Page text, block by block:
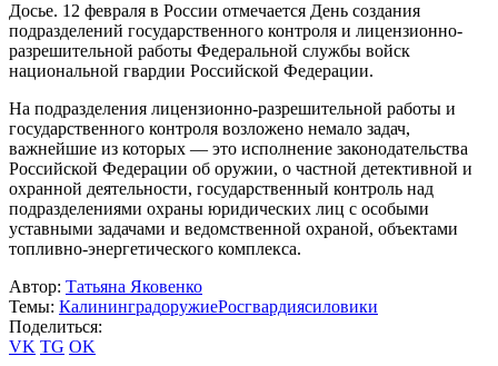
Досье. 12 февраля в России отмечается День создания
подразделений государственного контроля и лицензионно-
разрешительной работы Федеральной службы войск
национальной гвардии Российской Федерации.
На подразделения лицензионно-разрешительной работы и
государственного контроля возложено немало задач,
важнейшие из которых — это исполнение законодательства
Российской Федерации об оружии, о частной детективной и
охранной деятельности, государственный контроль над
подразделениями охраны юридических лиц с особыми
уставными задачами и ведомственной охраной, объектами
топливно-энергетического комплекса.
Автор: Татьяна Яковенко
Темы: КалининградоружиеРосгвардиясиловики
Поделиться:
VK TG OK